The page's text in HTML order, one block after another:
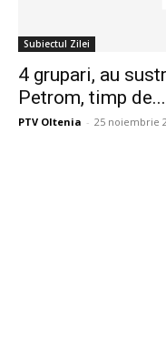
Subiectul Zilei
4 grupari, au
Petrom, timp de...
PTV Oltenia - 25 noiembrie